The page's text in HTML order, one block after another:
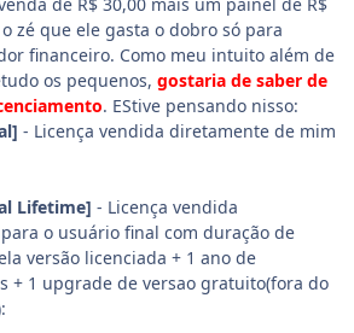
zé que ele gasta o dobro só para
financeiro. Como meu intuito além de
os pequenos, gostaria de saber de
. EStive pensando nisso:
- Licença vendida diretamente de mim
Lifetime] - Licença vendida
o usuário final com duração de
versão licenciada + 1 ano de
+ 1 upgrade de versao gratuito(fora do